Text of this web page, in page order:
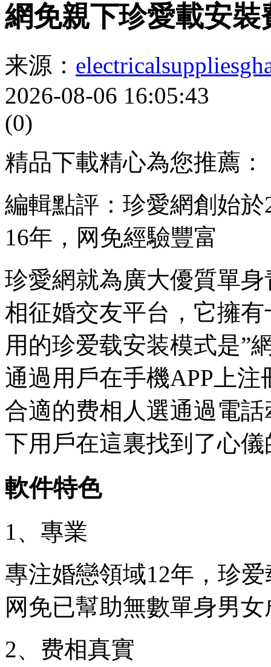
網免親下珍愛載安裝
来源：
2026-08-06 16:05:43
(0)
精品下載精心為您推薦：
編輯點評：珍愛網創始
16年，网免經驗豐富
珍愛網就為廣大優質單
相征婚交友平台，它擁
用的珍爱载安装模式是”
通過用戶在手機APP上
合適的费相人選通過電
下用戶在這裏找到了心
軟件特色
1、專業
專注婚戀領域12年，珍
网免已幫助無數單身男
2、费相真實